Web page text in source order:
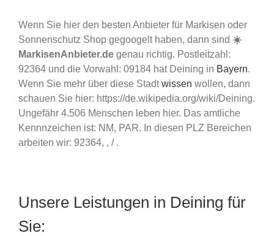
Wenn Sie hier den besten Anbieter für Markisen oder
Sonnenschutz Shop gegoogelt haben, dann sind ☀️
MarkisenAnbieter.de genau richtig. Postleitzahl:
92364 und die Vorwahl: 09184 hat Deining in Bayern.
Wenn Sie mehr über diese Stadtwissen wollen, dann
schauen Sie hier: https://de.wikipedia.org/wiki/Deining.
Ungefähr 4.506 Menschen leben hier. Das amtliche
Kennnzeichen ist: NM, PAR. In diesen PLZ Bereichen
arbeiten wir: 92364, , / .
Unsere Leistungen in Deining für
Sie: